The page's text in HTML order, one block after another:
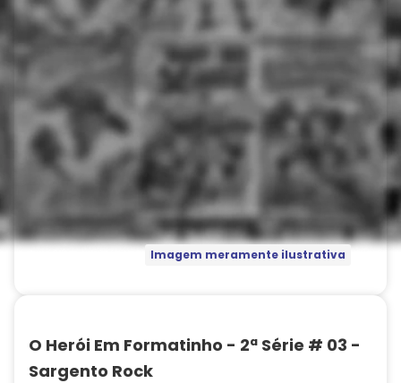
Imagem meramente ilustrativa
O Herói Em Formatinho - 2ª Série # 03 -
Sargento Rock